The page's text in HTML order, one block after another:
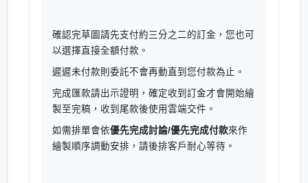
確認完草圖請先支付約三分之二的訂金，您也可
以選擇直接全額付款。
遲遲未付款則委託不會再動直到您付款為止。
完成匯款請出示證明，確定收到訂金才會開始繪
製至完稿，收到尾款後使用雲端交件。
如需排單會依優先完成討論/優先完成付款來作
繪製順序調動安排，請後排客戶耐心等待。